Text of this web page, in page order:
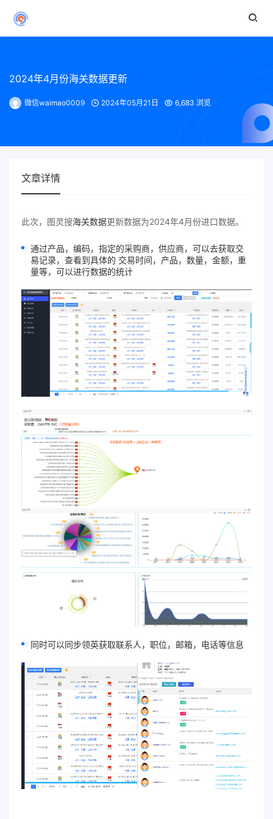
2024年4月份海关数据更新
微信waimao0009 2024年05月21日 6,683 浏览
文章详情
此次，图灵搜海关数据更新数据为2024年4月份进口数据。
通过产品，编码，指定的采购商，供应商，可以去获取交
易记录，查看到具体的 交易时间，产品，数量，金额，重
量等，可以进行数据的统计
同时可以同步领英获取联系人，职位，邮箱，电话等信息